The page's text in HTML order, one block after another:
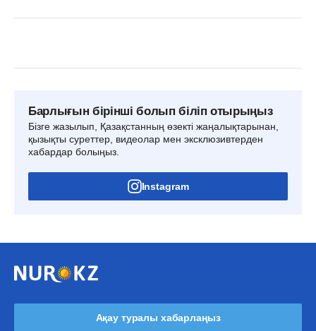
Барлығын бірінші болып біліп отырыңыз
Бізге жазылып, Қазақстанның өзекті жаңалықтарынан,
қызықты суреттер, видеолар мен эксклюзивтерден
хабардар болыңыз.
Instagram
Ақау туралы хабарлаңыз